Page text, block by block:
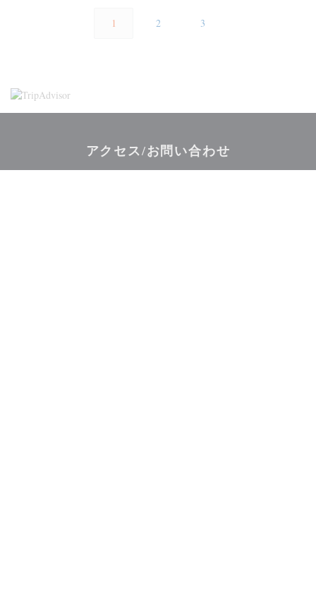
1 2 3
アクセス/お問い合わせ